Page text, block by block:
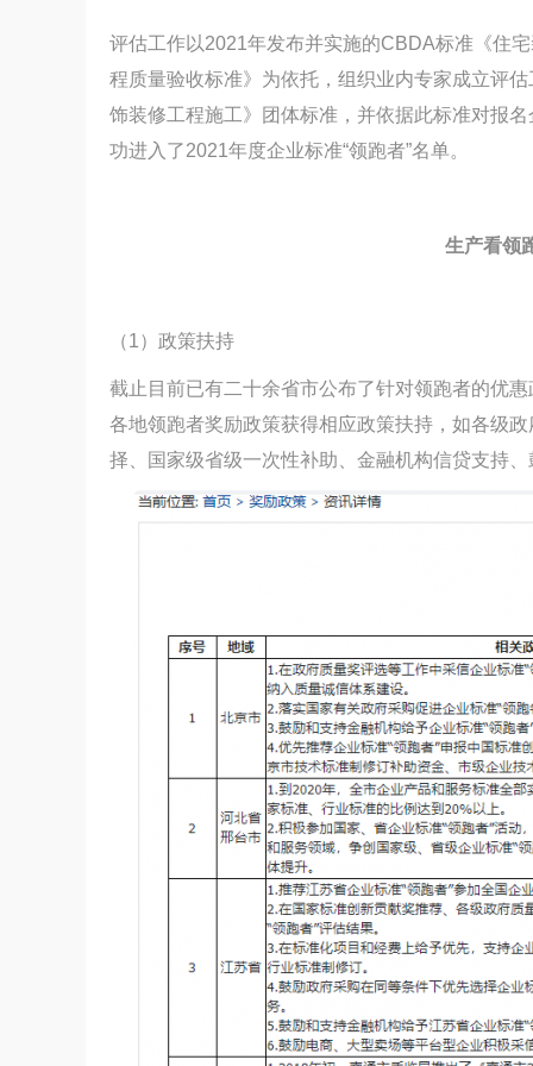
评估工作以2021年发布并实施的CBDA标准《住
程质量验收标准》为依托，组织业内专家成立评
饰装修工程施工》团体标准，并依据此标准对报
功进入了2021年度企业标准“领跑者”名单。
生产看领
（1）政策扶持
截止目前已有二十余省市公布了针对领跑者的优
各地领跑者奖励政策获得相应政策扶持，如各级
择、国家级省级一次性补助、金融机构信贷支持